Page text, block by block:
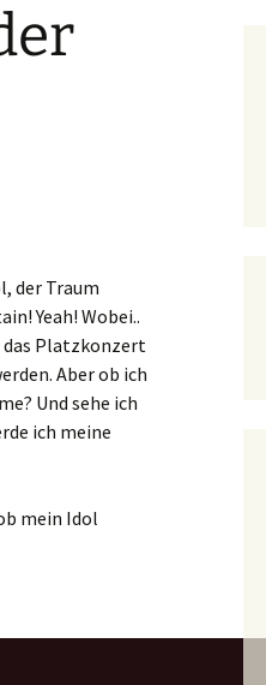
der Traum
Yeah! Wobei..
das Platzkonzert
Aber ob ich
Und sehe ich
ich meine
mein Idol